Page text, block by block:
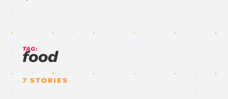
TAG:
food
7 STORIES